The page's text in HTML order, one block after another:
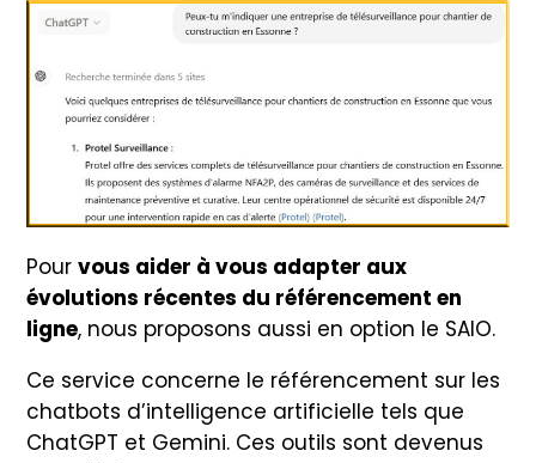
Pourvous aider à vous adapter aux
évolutions récentes du référencement en
ligne, nous proposons aussi en option le SAIO.
Ce service concerne le référencement sur les
chatbots d’intelligence artificielle tels que
ChatGPT et Gemini. Ces outils sont devenus